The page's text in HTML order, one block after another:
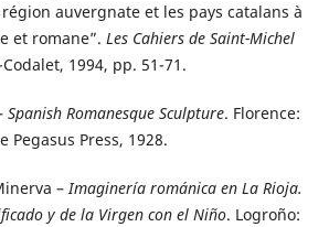
auvergnate et les pays catalans à
et romane”. Les Cahiers de Saint-Michel
1994, pp. 51-71.
Spanish Romanesque Sculpture. Florence:
Pegasus Press, 1928.
–Imaginería románica en La Rioja.
y de la Virgen con el Niño. Logroño: